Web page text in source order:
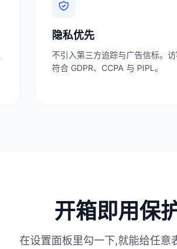
隐私优先
不引入第三方追踪与广告信标。
符合 GDPR、CCPA 与 PIPL。
开箱即用保
在设置面板里勾一下,就能给任意